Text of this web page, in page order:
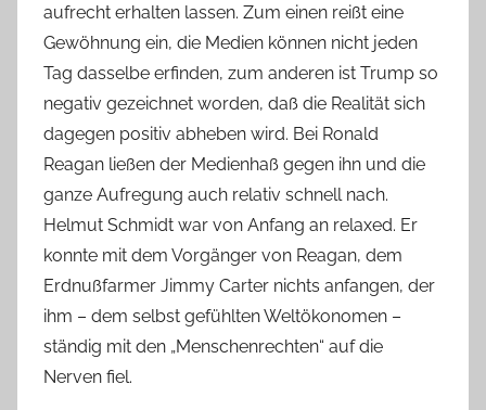
aufrecht erhalten lassen. Zum einen reißt eine
Gewöhnung ein, die Medien können nicht jeden
Tag dasselbe erfinden, zum anderen ist Trump so
negativ gezeichnet worden, daß die Realität sich
dagegen positiv abheben wird. Bei Ronald
Reagan ließen der Medienhaß gegen ihn und die
ganze Aufregung auch relativ schnell nach.
Helmut Schmidt war von Anfang an relaxed. Er
konnte mit dem Vorgänger von Reagan, dem
Erdnußfarmer Jimmy Carter nichts anfangen, der
ihm – dem selbst gefühlten Weltökonomen –
ständig mit den „Menschenrechten“ auf die
Nerven fiel.